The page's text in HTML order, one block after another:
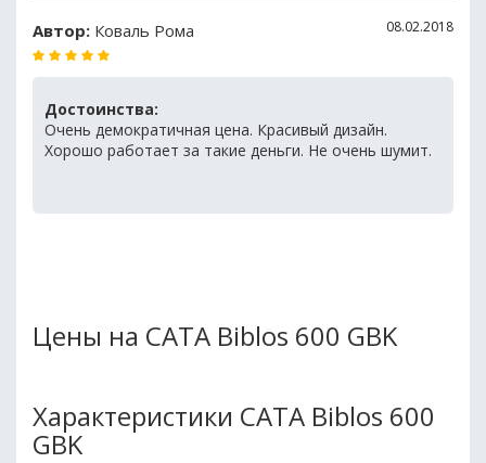
Автор: Коваль Рома 08.02.2018
Достоинства:
Очень демократичная цена. Красивый дизайн.
Хорошо работает за такие деньги. Не очень шумит.
Цены на CATA Biblos 600 GBK
Характеристики CATA Biblos 600
GBK